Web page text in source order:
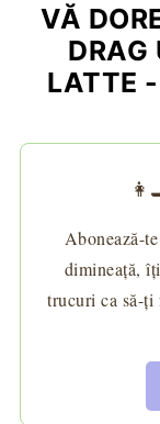
VĂ
DRAG
LATTE
Abonează-
dimineață,
trucuri ca să-